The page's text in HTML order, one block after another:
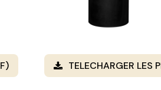
TELECHARGER LES